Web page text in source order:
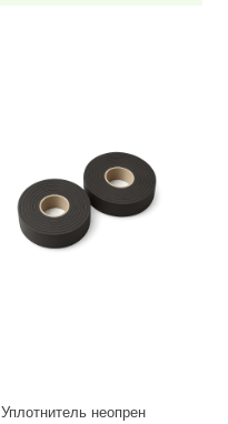
Уплотнитель неопрен